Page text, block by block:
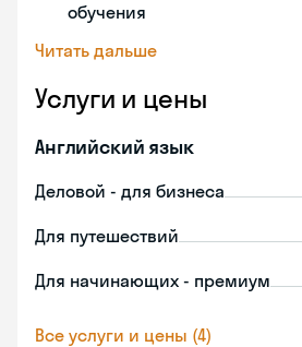
обучения
Читать дальше
Услуги и цены
Английский язык
Деловой - для бизнеса
Для путешествий
Для начинающих - премиум
Все услуги и цены (4)